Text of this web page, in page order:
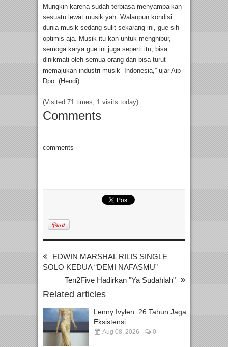
Mungkin karena sudah terbiasa menyampaikan
sesuatu lewat musik yah. Walaupun kondisi
dunia musik sedang sulit sekarang ini, gue sih
optimis aja. Musik itu kan untuk menghibur,
semoga karya gue ini juga seperti itu, bisa
dinikmati oleh semua orang dan bisa turut
memajukan industri musik Indonesia,” ujar Aip
Dpo. (Hendi)
(Visited 71 times, 1 visits today)
Comments
comments
EDWIN MARSHAL RILIS SINGLE
SOLO KEDUA “DEMI NAFASMU”
Ten2Five Hadirkan "Ya Sudahlah"
Related articles
Lenny Ivylen: 26 Tahun Jaga
Eksistensi...
Aug 08, 2026 0